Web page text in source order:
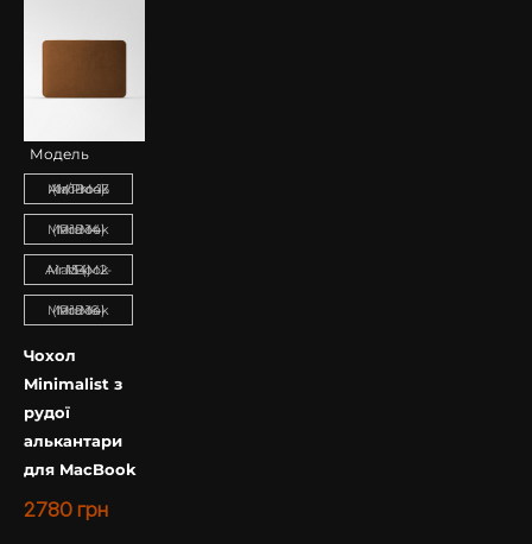
Модель
MacBook Air/Pro 13 (M1-M4)
MacBook Pro 14 (M1-M4)
MacBook Air 15 (M2-M4)
MacBook Pro 16 (M1-M4)
Чохол
Minimalist з
рудої
алькантари
для MacBook
2780 грн